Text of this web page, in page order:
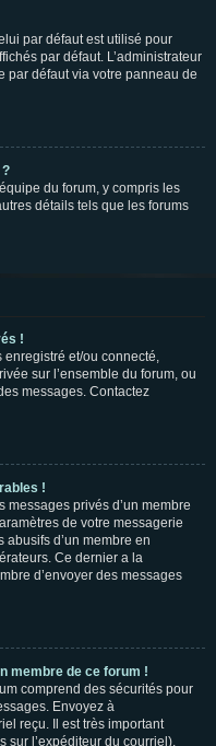
par défaut est utilisé pour
par défaut. L’administrateur
par défaut via votre panneau de
?
du forum, y compris les
détails tels que les forums
!
enregistré et/ou connecté,
sur l’ensemble du forum, ou
messages. Contactez
!
privés d’un membre
de votre messagerie
d’un membre en
Ce dernier a la
d’envoyer des messages
membre de ce forum !
comprend des sécurités pour
Envoyez à
reçu. Il est très important
sur l’expéditeur du courriel).